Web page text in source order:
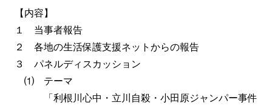
【内容】
１ 当事者報告
２ 各地の生活保護支援ネットからの報告
３ パネルディスカッション
⑴ テーマ
「利根川心中・立川自殺・小田原ジャンパー事件